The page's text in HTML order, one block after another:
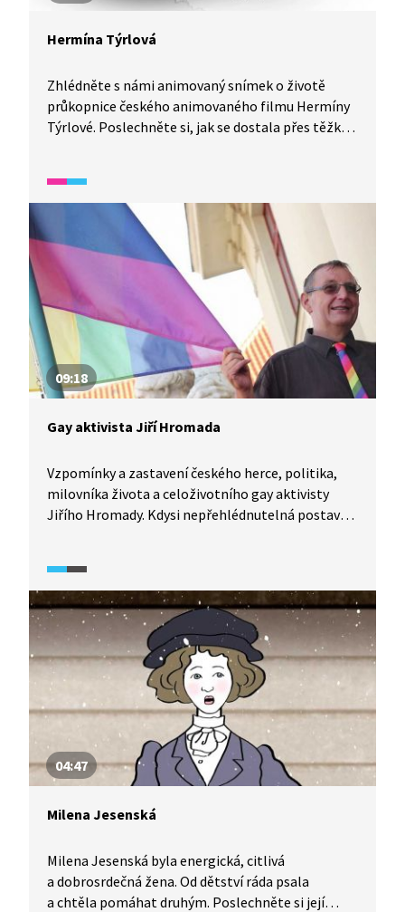
Hermína Týrlová
Zhlédněte s námi animovaný snímek o životě
průkopnice českého animovaného filmu Hermíny
Týrlové. Poslechněte si, jak se dostala přes těžké
animovaného filmu. A jaký je její recept na šťastný
09:18
Gay aktivista Jiří Hromada
Vzpomínky a zastavení českého herce, politika,
milovníka života a celoživotního gay aktivisty
Jiřího Hromady. Kdysi nepřehlédnutelná postava
a zpovzdálí sleduje, kam se ubírá emancipační
hnutí, které kdysi pomáhal stvořit. Kam se od té
doby posunulo?
04:47
Milena Jesenská
Milena Jesenská byla energická, citlivá
a dobrosrdečná žena. Od dětství ráda psala
a chtěla pomáhat druhým. Poslechněte si její